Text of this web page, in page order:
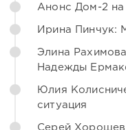
Анонс Дом-2
Ирина Пинчук:
Элина
Надежды
Юлия
ситуация
Серей Хорошев